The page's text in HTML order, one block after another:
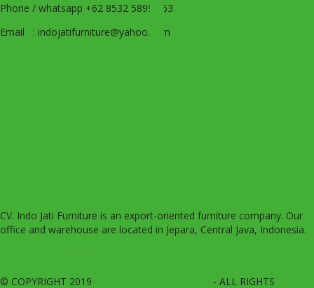
Phone / whatsapp +62 8532 5899 663
Email : indojatifurniture@yahoo.com
CV. Indo Jati Furniture is an export-oriented furniture company. Our
office and warehouse are located in Jepara, Central Java, Indonesia.
© COPYRIGHT 2019
- ALL RIGHTS